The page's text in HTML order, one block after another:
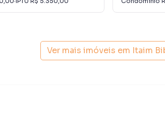
e inquilinos.
Ver mais imóveis em Itaim